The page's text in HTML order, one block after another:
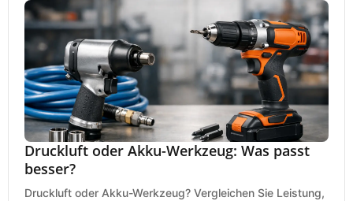
Druckluft oder Akku-Werkzeug: Was passt
besser?
Druckluft oder Akku-Werkzeug? Vergleichen Sie Leistung,